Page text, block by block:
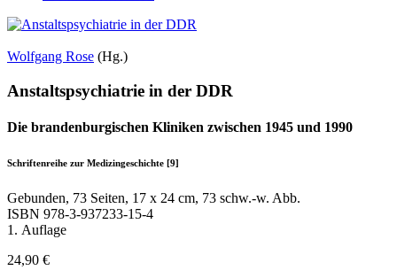
Wolfgang Rose (Hg.)
Anstaltspsychiatrie in der DDR
Die brandenburgischen Kliniken zwischen 1945 und 1990
Schriftenreihe zur Medizingeschichte [9]
Gebunden, 73 Seiten, 17 x 24 cm, 73 schw.-w. Abb.
ISBN 978-3-937233-15-4
1. Auflage
24,90 €